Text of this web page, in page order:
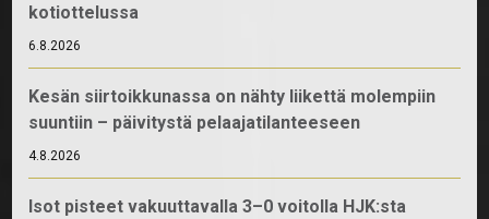
kotiottelussa
6.8.2026
Kesän siirtoikkunassa on nähty liikettä molempiin
suuntiin – päivitystä pelaajatilanteeseen
4.8.2026
Isot pisteet vakuuttavalla 3–0 voitolla HJK:sta